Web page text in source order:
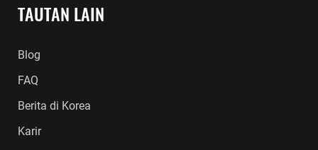
TAUTAN LAIN
Blog
FAQ
Berita di Korea
Karir